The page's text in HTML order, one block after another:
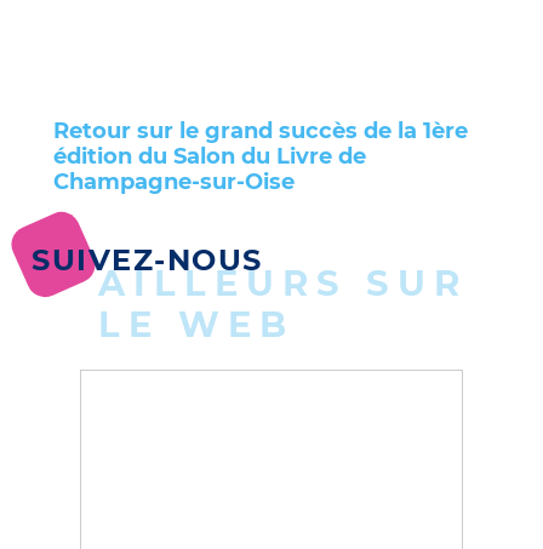
Retour sur le grand succès de la 1ère
édition du Salon du Livre de
Champagne-sur-Oise
SUIVEZ-NOUS
AILLEURS SUR
LE WEB